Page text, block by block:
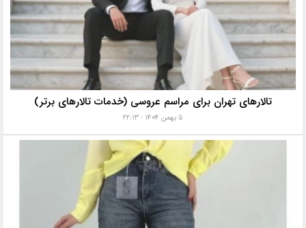
تالارهای تهران برای مراسم عروسی (خدمات تالارهای برتر)
۵ بهمن ۱۴۰۴ - ۲۲:۱۳